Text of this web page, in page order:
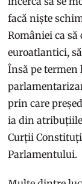
facă niște
României ca
euroatlantici,
Însă pe termen
prin care
ia din
Curții
Parlamentului.